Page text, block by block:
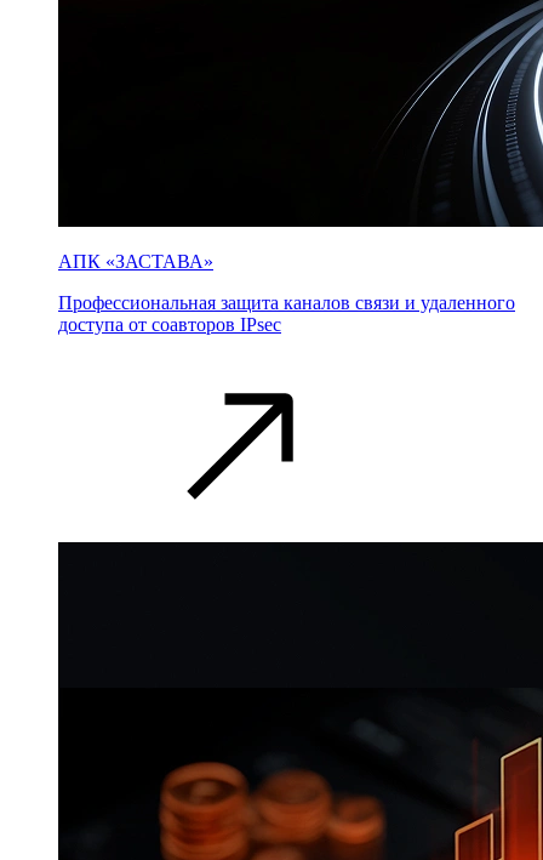
АПК «ЗАСТАВА»
Профессиональная защита каналов связи и удаленного
доступа от соавторов IPsec